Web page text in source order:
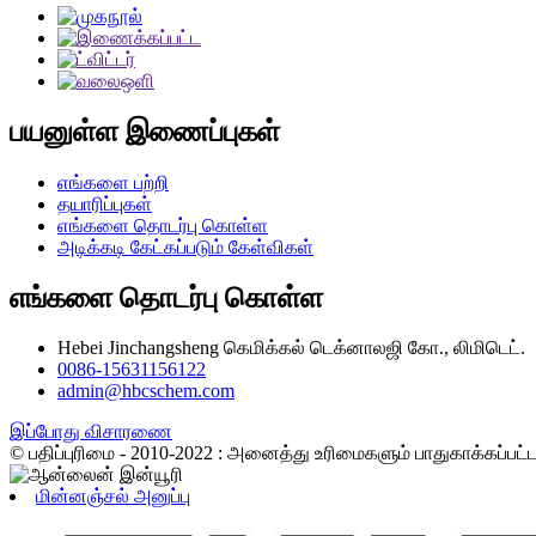
பயனுள்ள இணைப்புகள்
எங்களை பற்றி
தயாரிப்புகள்
எங்களை தொடர்பு கொள்ள
அடிக்கடி கேட்கப்படும் கேள்விகள்
எங்களை தொடர்பு கொள்ள
Hebei Jinchangsheng கெமிக்கல் டெக்னாலஜி கோ., லிமிடெட்.
0086-15631156122
admin@hbcschem.com
இப்போது விசாரணை
© பதிப்புரிமை - 2010-2022 : அனைத்து உரிமைகளும்
மின்னஞ்சல் அனுப்பு